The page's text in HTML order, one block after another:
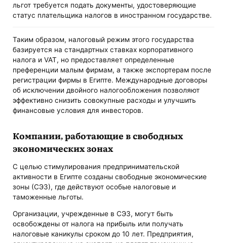
льгот требуется подать документы, удостоверяющие
статус плательщика налогов в иностранном государстве.
Таким образом, налоговый режим этого государства
базируется на стандартных ставках корпоративного
налога и VAT, но предоставляет определенные
преференции малым фирмам, а также экспортерам после
регистрации фирмы в Египте. Международные договоры
об исключении двойного налогообложения позволяют
эффективно снизить совокупные расходы и улучшить
финансовые условия для инвесторов.
Компании, работающие в свободных
экономических зонах
С целью стимулирования предпринимательской
активности в Египте созданы свободные экономические
зоны (СЭЗ), где действуют особые налоговые и
таможенные льготы.
Организации, учрежденные в СЭЗ, могут быть
освобождены от налога на прибыль или получать
налоговые каникулы сроком до 10 лет. Предприятия,